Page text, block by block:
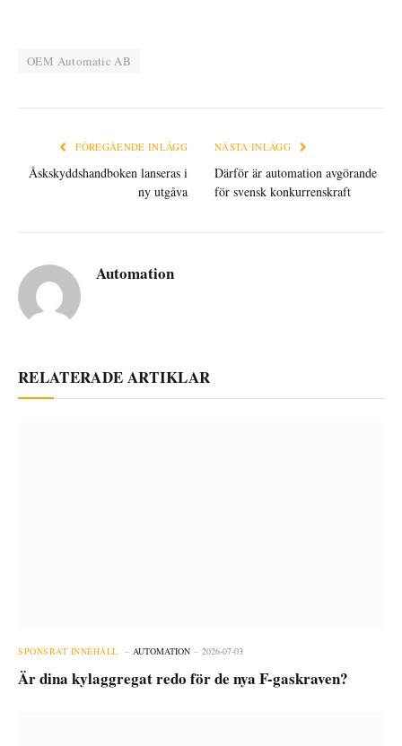
OEM Automatic AB
FÖREGÅENDE INLÄGG
Åskskyddshandboken lanseras i
ny utgåva
NÄSTA INLÄGG
Därför är automation avgörande
för svensk konkurrenskraft
Automation
RELATERADE ARTIKLAR
SPONSRAT INNEHÅLL AUTOMATION 2026-07-03
Är dina kylaggregat redo för de nya F-gaskraven?